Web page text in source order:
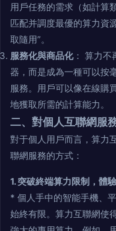
用戶任務的需求（如計算
匹配并調度最優的算力資
取隨用”。
服務化與商品化： 算力不
器，而是成為一種可以按
服務。用戶可以像在線購
地獲取所需的計算能力。
二、對個人互聯網服
對于個人用戶而言，算力
聯網服務的方式：
1. 突破終端算力限制，體
* 個人手中的智能手機、
始終有限。算力互聯網使